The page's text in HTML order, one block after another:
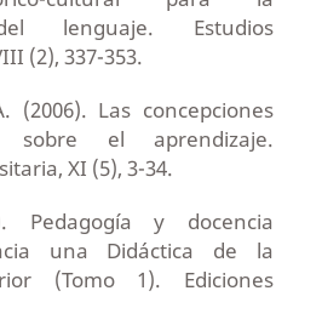
lenguaje. Estudios
(2), 337-353.
(2006). Las concepciones
sobre el aprendizaje.
XI (5), 3-34.
Pedagogía y docencia
una Didáctica de la
(Tomo 1). Ediciones